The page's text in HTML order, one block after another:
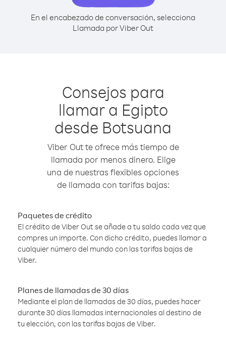
En el encabezado de conversación, selecciona
Llamada por Viber Out
Consejos para
llamar a Egipto
desde Botsuana
Viber Out te ofrece más tiempo de
llamada por menos dinero. Elige
una de nuestras flexibles opciones
de llamada con tarifas bajas:
Paquetes de crédito
El crédito de Viber Out se añade a tu saldo cada vez que
compres un importe. Con dicho crédito, puedes llamar a
cualquier número del mundo con las tarifas bajas de
Viber.
Planes de llamadas de 30 días
Mediante el plan de llamadas de 30 días, puedes hacer
durante 30 días llamadas internacionales al destino de
tu elección, con las tarifas bajas de Viber.